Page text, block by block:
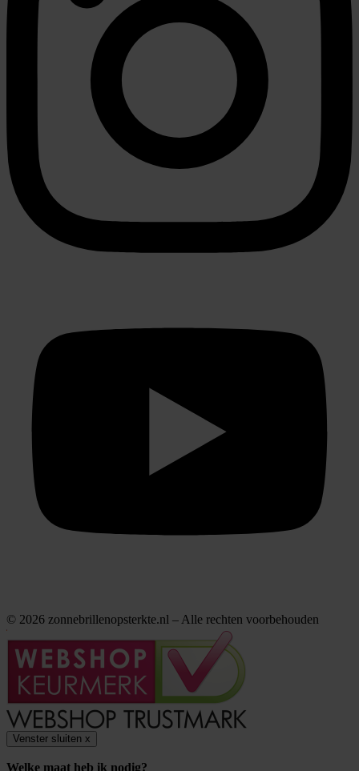
© 2026 zonnebrillenopsterkte.nl – Alle rechten voorbehouden
Venster sluiten x
Welke maat heb ik nodig?